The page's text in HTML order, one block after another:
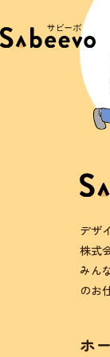
デザ
株式
みん
のお
ホ